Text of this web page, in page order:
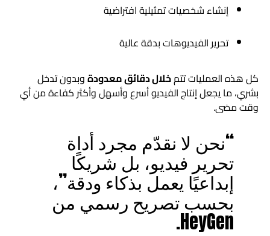
إنشاء شخصيات تمثيلية افتراضية
تحرير الفيديوهات بدقة عالية
كل هذه العمليات تتمخلال دقائق معدودةوبدون تدخل
بشري، ما يجعل إنتاج الفيديو أسرع وأسهل وأكثر كفاءة من أي
وقت مضى.
“نحن لا نقدّم مجرد أداة
تحرير فيديو، بل شريكًا
إبداعيًا يعمل بذكاء ودقة”،
بحسب تصريح رسمي من
HeyGen.